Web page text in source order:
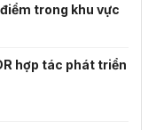
trong khu vực
hợp tác phát triển